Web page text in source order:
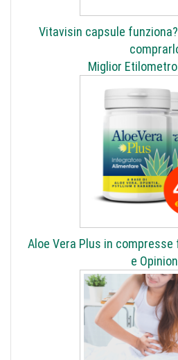
Vitavisin capsule
Miglior
Aloe Vera Plus in compresse
e